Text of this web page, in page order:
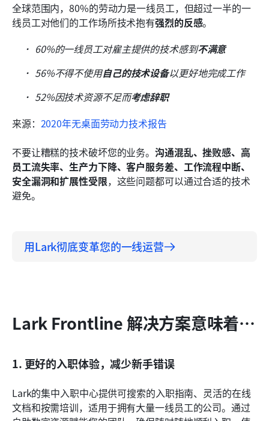
全球范围内，80%的劳动力是一线员工，但超过一半的一
线员工对他们的工作场所技术抱有强烈的反感。
60%的一线员工对雇主提供的技术感到不满意
56%不得不使用自己的技术设备以更好地完成工作
52%因技术资源不足而考虑辞职
来源： 2020年无桌面劳动力技术报告
不要让糟糕的技术破坏您的业务。沟通混乱、挫败感、高
员工流失率、生产力下降、客户服务差、工作流程中断、
安全漏洞和扩展性受限，这些问题都可以通过合适的技术
避免。
用Lark彻底变革您的一线运营
Lark Frontline 解决方案意味着…
1. 更好的入职体验，减少新手错误
Lark的集中入职中心提供可搜索的入职指南、灵活的在线
文档和按需培训，适用于拥有大量一线员工的公司。通过